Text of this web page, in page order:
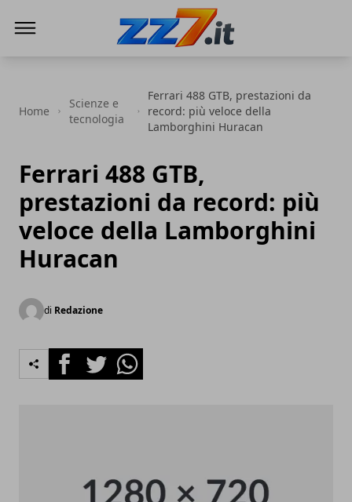
Home
Scienze e
tecnologia
Ferrari 488 GTB, prestazioni da
record: più veloce della
Lamborghini Huracan
Ferrari 488 GTB,
prestazioni da record: più
veloce della Lamborghini
Huracan
di Redazione
FacebookTwitterWhatsapp